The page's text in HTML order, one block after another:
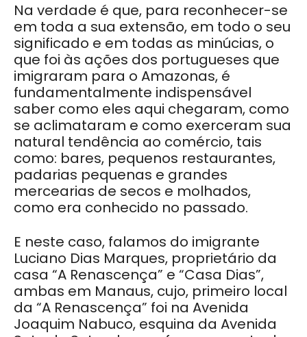
Na verdade é que, para reconhecer-se
em toda a sua extensão, em todo o seu
significado e em todas as minúcias, o
que foi às ações dos portugueses que
imigraram para o Amazonas, é
fundamentalmente indispensável
saber como eles aqui chegaram, como
se aclimataram e como exerceram sua
natural tendência ao comércio, tais
como: bares, pequenos restaurantes,
padarias pequenas e grandes
mercearias de secos e molhados,
como era conhecido no passado.
E neste caso, falamos do imigrante
Luciano Dias Marques, proprietário da
casa “A Renascença” e “Casa Dias”,
ambas em Manaus, cujo, primeiro local
da “A Renascença” foi na Avenida
Joaquim Nabuco, esquina da Avenida